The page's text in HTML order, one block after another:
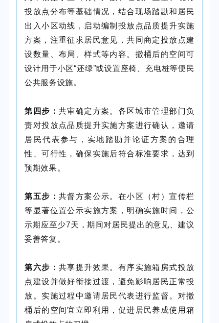
投放点分布等基础情况，结合现场踏勘和居民
出入小区动线，启动编制投放点品质提升实施
方案，注重征求居民意见，共同商定投放点建
设数量、布局、样式等内容。撤桶后的空间可
设计用于小区“还绿”或设置座椅、充电桩等便民
公共服务设施。
第四步：共审确定方案。各区城市管理部门负
责对投放点品质提升实施方案进行确认，邀请
居民代表参与，实地踏勘并论证方案的合理
性、可行性，确保实施后符合标准要求，达到
预期效果。
第五步：共督方案公示。在小区（村）宣传栏
等显著位置公示实施方案，明确实施时间，公
示期应至少7天，期间对居民提出的意见、建议
妥善答复。
第六步：共享提升效果。有序实施箱房式投放
点建设并做好衔接过渡，避免影响居民正常投
放。实施过程中邀请居民代表进行监督。对撤
桶后的空间宜立即利用，促进居民养成使用箱